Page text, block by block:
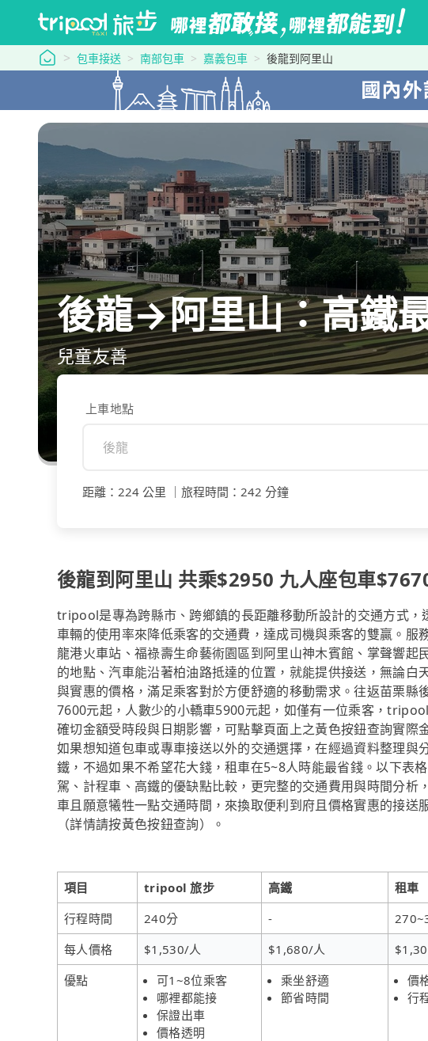
tripool 旅步
包車接送 南部包車 嘉義包車 後龍到阿里山
後龍→阿里山：高鐵
兒童友善
上車地點
距離 ： 224 公里 旅程時間 ： 242 分鐘
後龍到阿里山 共乘$2950 九人座包車
tripool是專為跨縣市、跨鄉鎮的長距離移動所設計的交通方式
車輛的使用率來降低乘客的交通費，達成司機與乘客的雙贏。服
龍港火車站、福祿壽生命藝術園區到阿里山神木賓館、掌聲響
的地點、汽車能沿著柏油路抵達的位置，就能提供接送，無論
與實惠的價格，滿足乘客對於方便舒適的移動需求。往返苗栗縣
7600元起，人數少的小轎車5900元起，如僅有一位乘客，
確切金額受時段與日期影響，可點擊頁面上之黃色按鈕查詢實際
如果想知道包車或專車接送以外的交通選擇，在經過資料整理與
鐵，不過如果不希望花大錢，租車在5~8人時能最省錢。以下表
駕、計程車、高鐵的優缺點比較，更完整的交通費用與時間分
車且願意犧牲一點交通時間，來換取便利到府且價格實惠的接
（詳情請按黃色按鈕查詢）。
項目 tripool 旅步 高鐵 租車
行程時間
240分 -
每人價格
$1,530/人 $1,680/人
優點
可1~8位乘客
哪裡都能接
保證出車
價格透明
乘坐舒適
節省時間
價
行